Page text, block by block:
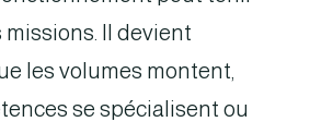
Il devient
les volumes montent,
se spécialisent ou